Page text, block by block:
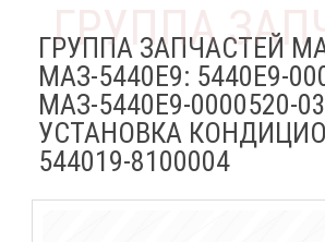
ГРУППА ЗАПЧАСТЕЙ
МАЗ-5440E9: 5440E9-
МАЗ-5440E9-0000520-
УСТАНОВКА
544019-8100004